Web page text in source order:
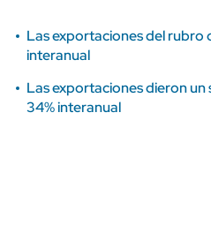
Las exportaciones del rubro
interanual
Las exportaciones dieron un
34% interanual